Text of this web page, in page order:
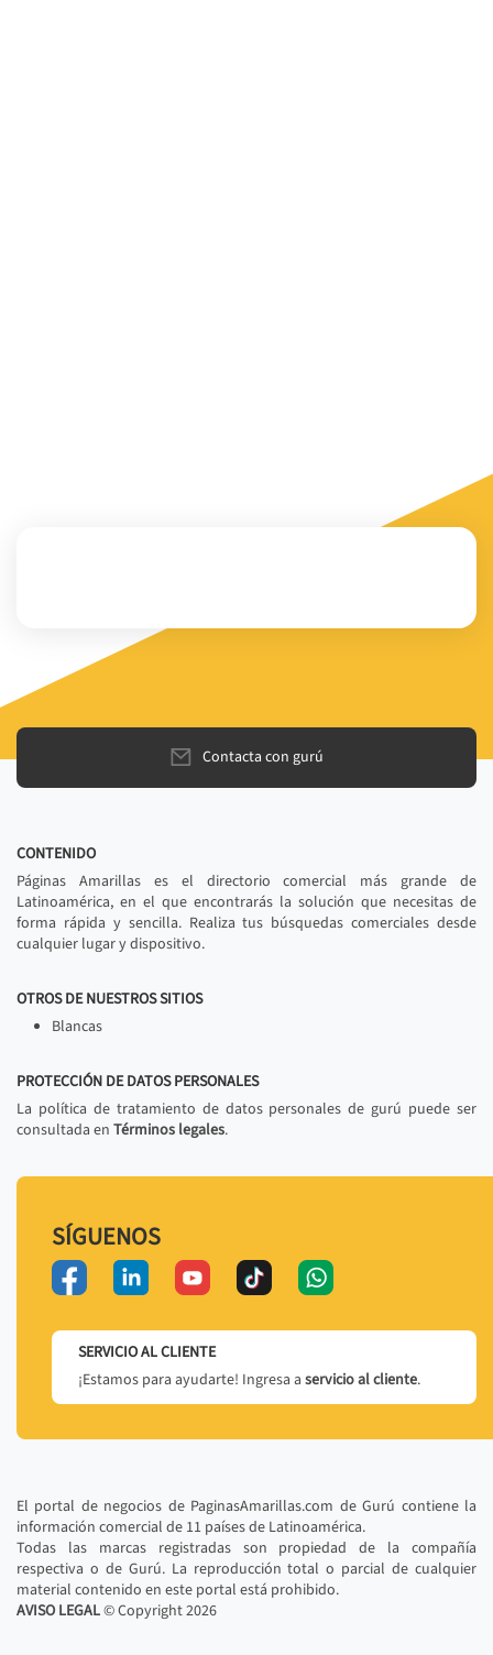
Contacta con gurú
CONTENIDO
Páginas Amarillas es el directorio comercial más grande de
Latinoamérica, en el que encontrarás la solución que necesitas de
forma rápida y sencilla. Realiza tus búsquedas comerciales desde
cualquier lugar y dispositivo.
OTROS DE NUESTROS SITIOS
Blancas
PROTECCIÓN DE DATOS PERSONALES
La política de tratamiento de datos personales de gurú puede ser
consultada en Términos legales.
SÍGUENOS
SERVICIO AL CLIENTE
¡Estamos para ayudarte! Ingresa a servicio al cliente.
El portal de negocios de PaginasAmarillas.com de Gurú contiene la
información comercial de 11 países de Latinoamérica.
Todas las marcas registradas son propiedad de la compañía
respectiva o de Gurú. La reproducción total o parcial de cualquier
material contenido en este portal está prohibido.
AVISO LEGAL© Copyright2026